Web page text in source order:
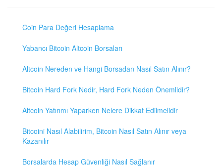
Coin Para Değeri Hesaplama
Yabancı Bitcoin Altcoin Borsaları
Altcoin Nereden ve Hangi Borsadan Nasıl Satın Alınır?
Bitcoin Hard Fork Nedir, Hard Fork Neden Önemlidir?
Altcoin Yatırımı Yaparken Nelere Dikkat Edilmelidir
Bitcoini Nasıl Alabilirim, Bitcoin Nasıl Satın Alınır veya
Kazanılır
Borsalarda Hesap Güvenliği Nasıl Sağlanır